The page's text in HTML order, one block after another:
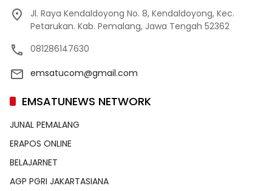
Jl. Raya Kendaldoyong No. 8, Kendaldoyong, Kec.
Petarukan. Kab. Pemalang, Jawa Tengah 52362
081286147630
emsatucom@gmail.com
EMSATUNEWS NETWORK
JUNAL PEMALANG
ERAPOS ONLINE
BELAJARNET
AGP PGRI JAKARTASIANA